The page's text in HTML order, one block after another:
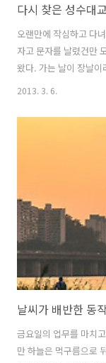
다시 찾은 성수대교
오랜만에 작심하고 다
자고 문자를 날렸건만
왔다. 가는 날이 장날
까워 올 수록 구름에 해
고 강바람도 차서 콧물
적만 찍고 ..
2013. 3. 6.
날씨가 배반한 동
금요일의 업무를 마치
만 하늘은 먹구름으로